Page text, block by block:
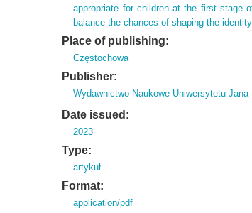
appropriate for children at the first stage
balance the chances of shaping the
Place of publishing:
Częstochowa
Publisher:
Wydawnictwo Naukowe Uniwersytetu Jana
Date issued:
2023
Type:
artykuł
Format:
application/pdf